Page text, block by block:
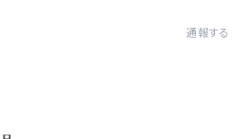
通報する